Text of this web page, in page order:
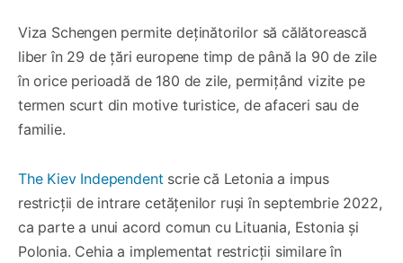
Viza Schengen permite deținătorilor să călătorească
liber în 29 de țări europene timp de până la 90 de zile
în orice perioadă de 180 de zile, permițând vizite pe
termen scurt din motive turistice, de afaceri sau de
familie.
The Kiev Independent scrie că Letonia a impus
restricții de intrare cetățenilor ruși în septembrie 2022,
ca parte a unui acord comun cu Lituania, Estonia și
Polonia. Cehia a implementat restricții similare în